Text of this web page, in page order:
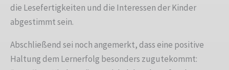
die Lesefertigkeiten und die Interessen der Kinder
abgestimmt sein.
Abschließend sei noch angemerkt, dass eine positive
Haltung dem Lernerfolg besonders zugutekommt: